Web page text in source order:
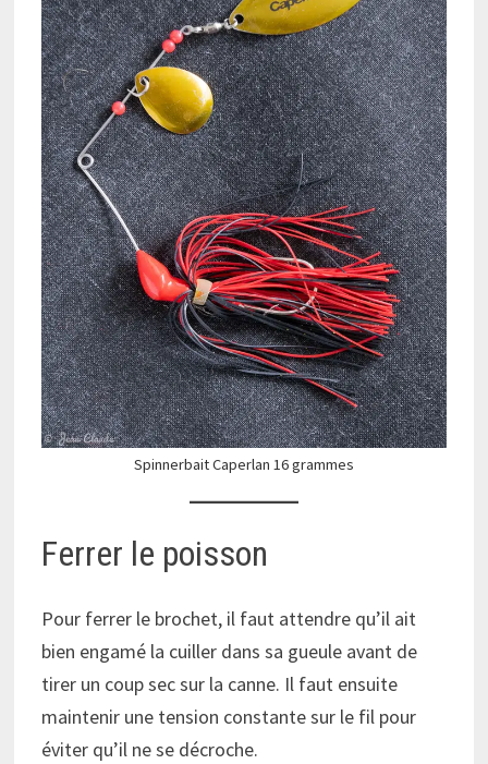
Spinnerbait Caperlan 16 grammes
Ferrer le poisson
Pour ferrer le brochet, il faut attendre qu’il ait
bien engamé la cuiller dans sa gueule avant de
tirer un coup sec sur la canne. Il faut ensuite
maintenir une tension constante sur le fil pour
éviter qu’il ne se décroche.